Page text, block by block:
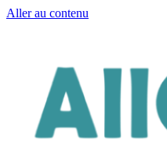
Aller au contenu